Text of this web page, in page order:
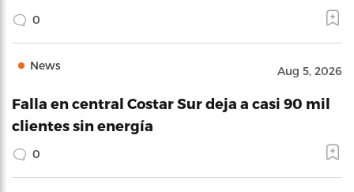
0
News Aug 5, 2026
Falla en central Costar Sur deja a casi 90 mil
clientes sin energía
0